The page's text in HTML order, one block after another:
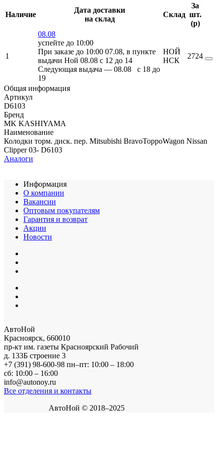
Наличие
Дата доставки
на склад
Склад
За
шт.
(p)
1
08.08
успейте до 10:00
При заказе до 10:00 07.08, в пункте
выдачи Ной 08.08 c 12 до 14
Следующая выдача — 08.08 c 18 до
19
НОЙ
НСК
2724
Общая информация
Артикул
D6103
Бренд
MK KASHIYAMA
Наименование
Колодки торм. диск. пер. Mitsubishi BravoToppoWagon Nissan
Clipper 03- D6103
Аналоги
Информация
О компании
Вакансии
Оптовым покупателям
Гарантия и возврат
Акции
Новости
АвтоНой
Красноярск, 660010
пр-кт им. газеты Красноярский Рабочий
д. 133Б строение 3
+7 (391) 98-600-98 пн–пт: 10:00 – 18:00
сб: 10:00 – 16:00
info@autonoy.ru
Все отделения и контакты
АвтоНой © 2018–2025